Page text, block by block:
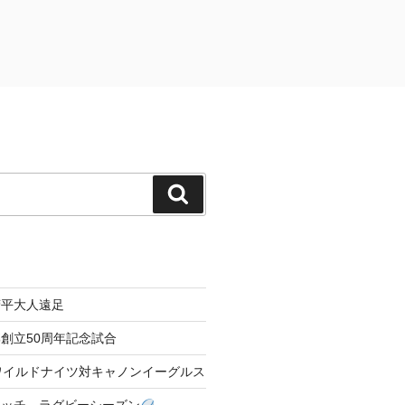
索
大人遠足
立50周年記念試合
ルドナイツ対キャノンイーグルス